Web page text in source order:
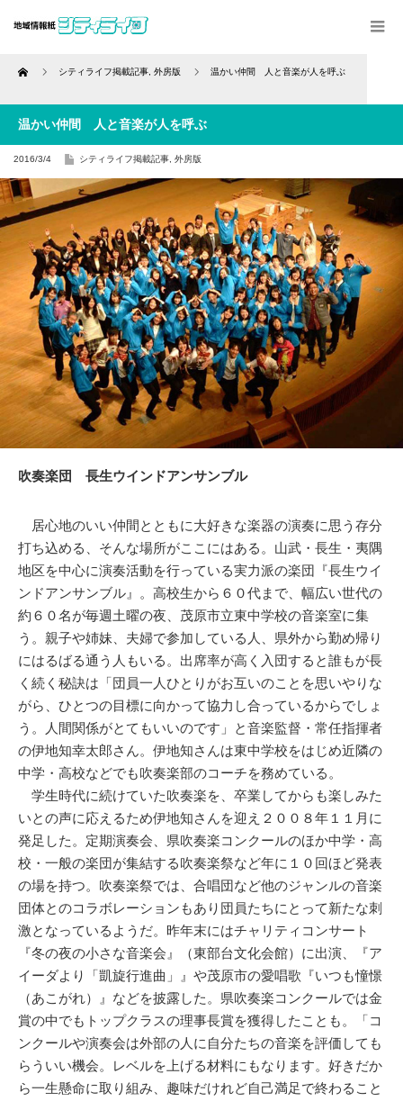
Home シティライフ掲載記事 外房版 温かい仲間 人と音楽が人を呼ぶ
温かい仲間 人と音楽が人を呼ぶ
2016/3/4 シティライフ掲載記事 外房版
吹奏楽団 長生ウインドアンサンブル
居心地のいい仲間とともに大好きな楽器の演奏に思う存分
打ち込める、そんな場所がここにはある。山武・長生・夷隅
地区を中心に演奏活動を行っている実力派の楽団『長生ウイ
ンドアンサンブル』。高校生から６０代まで、幅広い世代の
約６０名が毎週土曜の夜、茂原市立東中学校の音楽室に集
う。親子や姉妹、夫婦で参加している人、県外から勤め帰り
にはるばる通う人もいる。出席率が高く入団すると誰もが長
く続く秘訣は「団員一人ひとりがお互いのことを思いやりな
がら、ひとつの目標に向かって協力し合っているからでしょ
う。人間関係がとてもいいのです」と音楽監督・常任指揮者
の伊地知幸太郎さん。伊地知さんは東中学校をはじめ近隣の
中学・高校などでも吹奏楽部のコーチを務めている。
学生時代に続けていた吹奏楽を、卒業してからも楽しみた
いとの声に応えるため伊地知さんを迎え２００８年１１月に
発足した。定期演奏会、県吹奏楽コンクールのほか中学・高
校・一般の楽団が集結する吹奏楽祭など年に１０回ほど発表
の場を持つ。吹奏楽祭では、合唱団など他のジャンルの音楽
団体とのコラボレーションもあり団員たちにとって新たな刺
激となっているようだ。昨年末にはチャリティコンサート
『冬の夜の小さな音楽会』（東部台文化会館）に出演、『ア
イーダより「凱旋行進曲」』や茂原市の愛唱歌『いつも憧憬
（あこがれ）』などを披露した。県吹奏楽コンクールでは金
賞の中でもトップクラスの理事長賞を獲得したことも。「コ
ンクールや演奏会は外部の人に自分たちの音楽を評価しても
らういい機会。レベルを上げる材料にもなります。好きだか
ら一生懸命に取り組み、趣味だけれど自己満足で終わること